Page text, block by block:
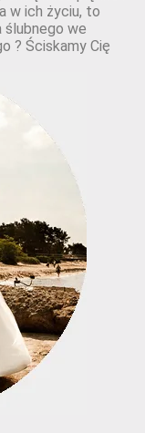
w ich życiu, to
we
? Ściskamy Cię